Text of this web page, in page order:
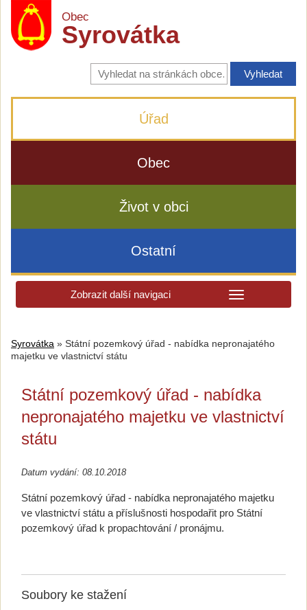
Obec
Syrovátka
Vyhledávání
na
stránkách
Úřad
Obec
Život v obci
Ostatní
Zobrazit další navigaci
Syrovátka » Státní pozemkový úřad - nabídka nepronajatého
majetku ve vlastnictví státu
Státní pozemkový úřad - nabídka
nepronajatého majetku ve vlastnictví
státu
Datum vydání: 08.10.2018
Státní pozemkový úřad - nabídka nepronajatého majetku
ve vlastnictví státu a příslušnosti hospodařit pro Státní
pozemkový úřad k propachtování / pronájmu.
Soubory ke stažení